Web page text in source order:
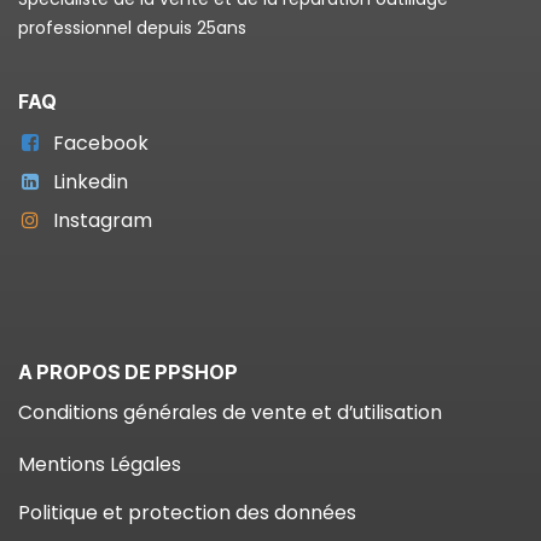
professionnel depuis 25ans
FAQ
Facebook
Linkedin
Instagram
A PROPOS DE PPSHOP
Conditions générales de vente et d’utilisation
Mentions Légales
Politique et protection des données